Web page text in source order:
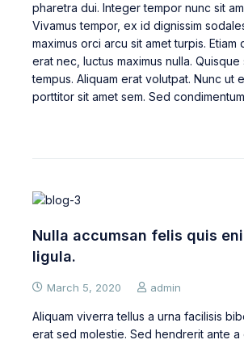
pharetra dui. Integer tempor nunc sit
Vivamus tempor, ex id dignissim
maximus orci arcu sit amet turpis.
erat nec, luctus maximus nulla.
tempus. Aliquam erat volutpat. Nunc ut
porttitor sit amet sem. Sed
Nulla accumsan felis quis
ligula.
March 5, 2020 admin
Aliquam viverra tellus a urna facilisis
erat sed molestie. Sed hendrerit ante